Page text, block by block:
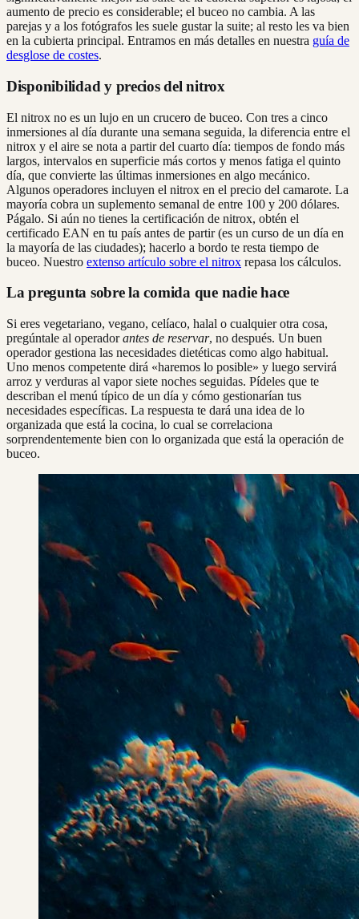
aumento de precio es considerable; el buceo no cambia. A las
parejas y a los fotógrafos les suele gustar la suite; al resto les va bien
en la cubierta principal. Entramos en más detalles en nuestra guía de
desglose de costes.
Disponibilidad y precios del nitrox
El nitrox no es un lujo en un crucero de buceo. Con tres a cinco
inmersiones al día durante una semana seguida, la diferencia entre el
nitrox y el aire se nota a partir del cuarto día: tiempos de fondo más
largos, intervalos en superficie más cortos y menos fatiga el quinto
día, que convierte las últimas inmersiones en algo mecánico.
Algunos operadores incluyen el nitrox en el precio del camarote. La
mayoría cobra un suplemento semanal de entre 100 y 200 dólares.
Págalo. Si aún no tienes la certificación de nitrox, obtén el
certificado EAN en tu país antes de partir (es un curso de un día en
la mayoría de las ciudades); hacerlo a bordo te resta tiempo de
buceo. Nuestro extenso artículo sobre el nitrox repasa los cálculos.
La pregunta sobre la comida que nadie hace
Si eres vegetariano, vegano, celíaco, halal o cualquier otra cosa,
pregúntale al operadorantes de reservar, no después. Un buen
operador gestiona las necesidades dietéticas como algo habitual.
Uno menos competente dirá «haremos lo posible» y luego servirá
arroz y verduras al vapor siete noches seguidas. Pídeles que te
describan el menú típico de un día y cómo gestionarían tus
necesidades específicas. La respuesta te dará una idea de lo
organizada que está la cocina, lo cual se correlaciona
sorprendentemente bien con lo organizada que está la operación de
buceo.